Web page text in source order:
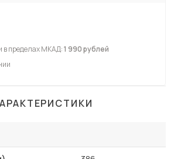
в пределах МКАД:1 990 рублей